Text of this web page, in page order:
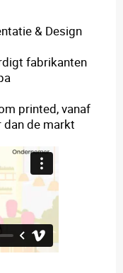
& Design
fabrikanten
printed, vanaf
dan de markt